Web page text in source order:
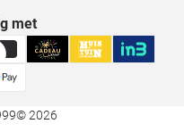
met
© 2026